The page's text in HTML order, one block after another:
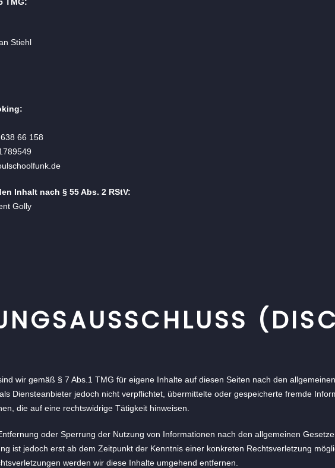
Stiehl
66 158
Inhalt nach § 55 Abs. 2 RStV:
Golly
wir gemäß § 7 Abs.1 TMG für eigene Inhalte auf diesen Seiten nach den
Diensteanbieter jedoch nicht verpflichtet, übermittelte oder gespeicherte fremde
die auf eine rechtswidrige Tätigkeit hinweisen.
oder Sperrung der Nutzung von Informationen nach den allgemeinen
ist jedoch erst ab dem Zeitpunkt der Kenntnis einer konkreten Rechtsverletzung
werden wir diese Inhalte umgehend entfernen.